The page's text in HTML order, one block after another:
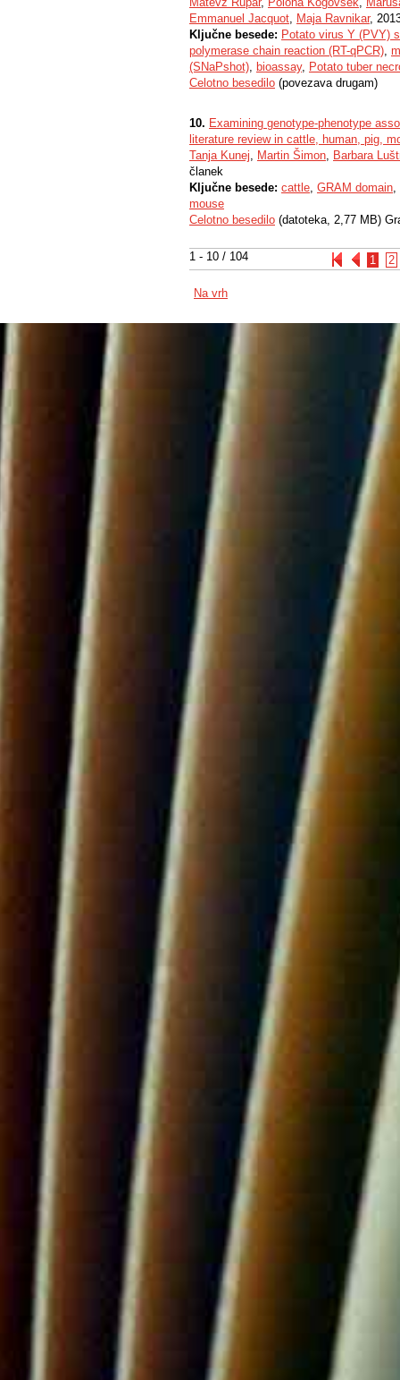
1 - 10 / 104 1 2
Emmanuel Jacquot, Maja Ravnikar,
Ključne besede: Potato virus Y (PVY)
polymerase chain reaction (RT-qPCR),
(SNaPshot), bioassay, Potato tuber
Celotno besedilo (povezava drugam)
10. Examining genotype-phenotype
literature review in cattle, human, pig,
Tanja Kunej, Martin Šimon, Barbara
članek
Ključne besede: cattle, GRAM domain,
mouse
Celotno besedilo (datoteka, 2,77 MB)
Na vrh